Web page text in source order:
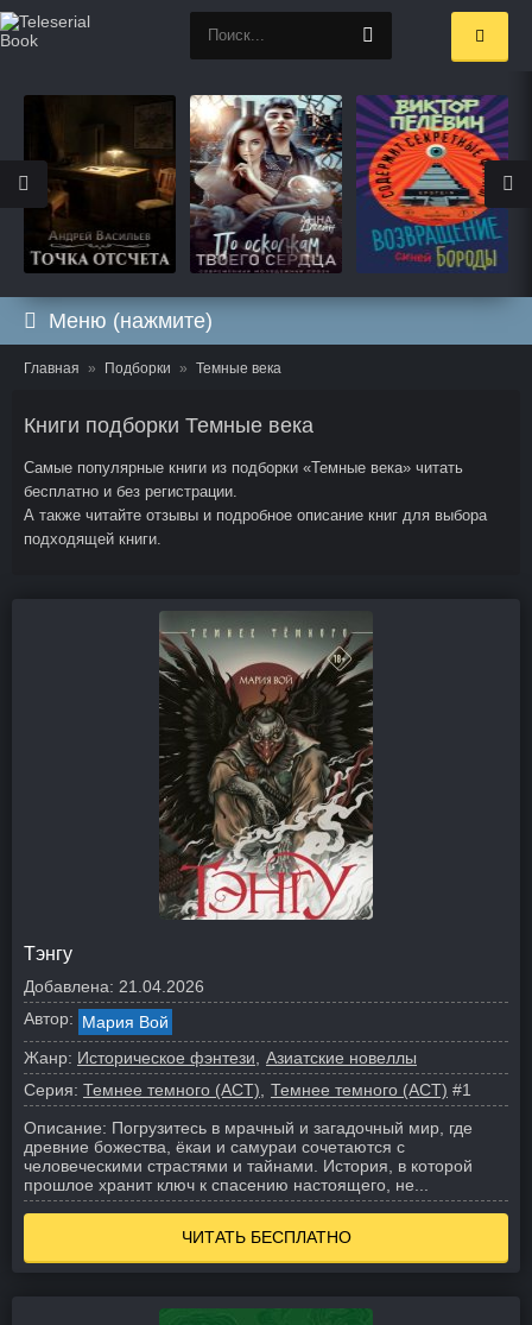
Меню (нажмите)
Главная Подборки Темные века
Книги подборки Темные века
Самые популярные книги из подборки «Темные века» читать
бесплатно и без регистрации.
А также читайте отзывы и подробное описание книг для выбора
подходящей книги.
Тэнгу
Добавлена: 21.04.2026
Автор: Мария Вой
Жанр: Историческое фэнтези
Азиатские новеллы
Серия: Темнее темного (АСТ) Темнее темного (АСТ) #1
Описание: Погрузитесь в мрачный и загадочный мир, где
древние божества, ёкаи и самураи сочетаются с
человеческими страстями и тайнами. История, в которой
прошлое хранит ключ к спасению настоящего, не...
ЧИТАТЬ БЕСПЛАТНО